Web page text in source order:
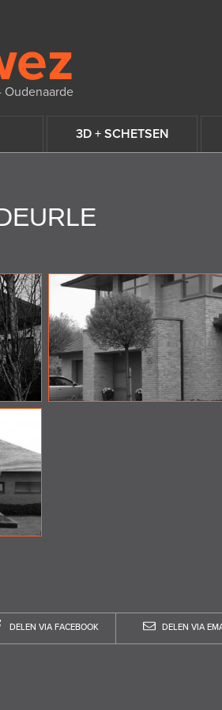
Oudenaarde
3D + SCHETSEN
DELEN VIA FACEBOOK DELEN VIA